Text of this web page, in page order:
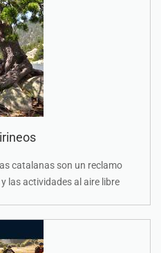
catalanas son un reclamo
las actividades al aire libre